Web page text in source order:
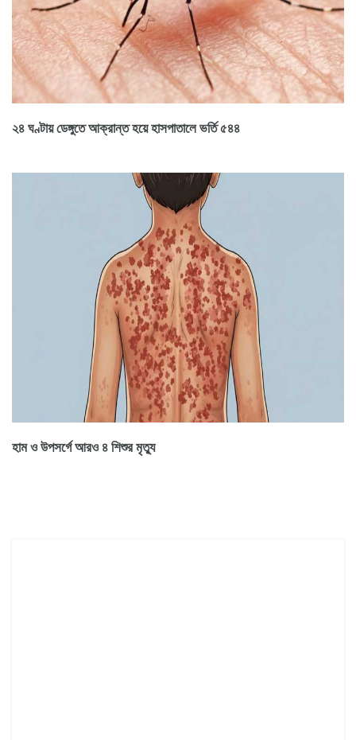
২৪ ঘণ্টায় ডেঙ্গুতে আক্রান্ত হয়ে হাসপাতালে ভর্তি ৫৪৪
হাম ও উপসর্গে আরও ৪ শিশুর মৃত্যু